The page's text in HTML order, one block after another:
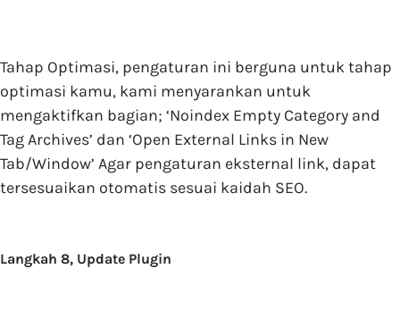
Tahap Optimasi, pengaturan ini berguna untuk tahap
optimasi kamu, kami menyarankan untuk
mengaktifkan bagian; ‘Noindex Empty Category and
Tag Archives’ dan ‘Open External Links in New
Tab/Window’ Agar pengaturan eksternal link, dapat
tersesuaikan otomatis sesuai kaidah SEO.
Langkah 8, Update Plugin